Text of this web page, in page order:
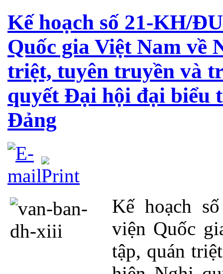
Kế hoạch số 21-KH/
Quốc gia Việt Nam về
triệt, tuyên truyền và
quyết Đại hội đại biểu
Đảng
Kế hoạch
viện Quốc
tập, quán